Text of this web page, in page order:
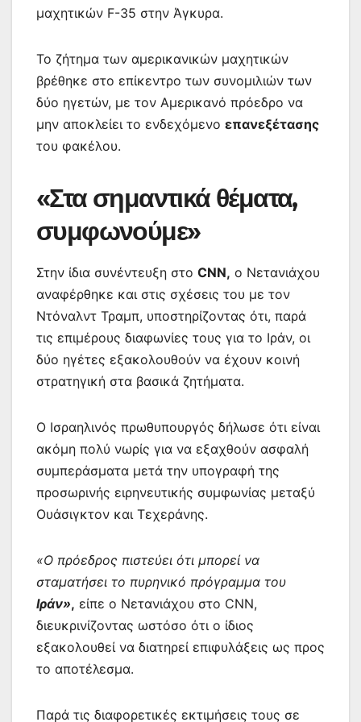
μαχητικών F-35 στην Άγκυρα.
Το ζήτημα των αμερικανικών μαχητικών
βρέθηκε στο επίκεντρο των συνομιλιών των
δύο ηγετών, με τον Αμερικανό πρόεδρο να
μην αποκλείει το ενδεχόμενο επανεξέτασης
του φακέλου.
«Στα σημαντικά θέματα,
συμφωνούμε»
Στην ίδια συνέντευξη στο CNN, ο Νετανιάχου
αναφέρθηκε και στις σχέσεις του με τον
Ντόναλντ Τραμπ, υποστηρίζοντας ότι, παρά
τις επιμέρους διαφωνίες τους για το Ιράν, οι
δύο ηγέτες εξακολουθούν να έχουν κοινή
στρατηγική στα βασικά ζητήματα.
Ο Ισραηλινός πρωθυπουργός δήλωσε ότι είναι
ακόμη πολύ νωρίς για να εξαχθούν ασφαλή
συμπεράσματα μετά την υπογραφή της
προσωρινής ειρηνευτικής συμφωνίας μεταξύ
Ουάσιγκτον και Τεχεράνης.
«Ο πρόεδρος πιστεύει ότι μπορεί να
σταματήσει το πυρηνικό πρόγραμμα του
Ιράν», είπε ο Νετανιάχου στο CNN,
διευκρινίζοντας ωστόσο ότι ο ίδιος
εξακολουθεί να διατηρεί επιφυλάξεις ως προς
το αποτέλεσμα.
Παρά τις διαφορετικές εκτιμήσεις τους σε